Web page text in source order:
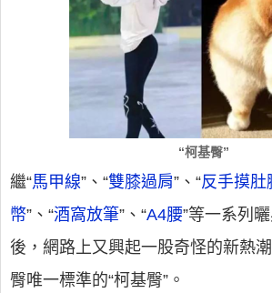
“柯基臀”
繼“馬甲線”、“雙膝過肩”、“反手摸肚
幣”、“酒窩放筆”、“A4腰”等一系列
後，網路上又興起一股奇怪的新熱
臀唯一標準的“柯基臀”。